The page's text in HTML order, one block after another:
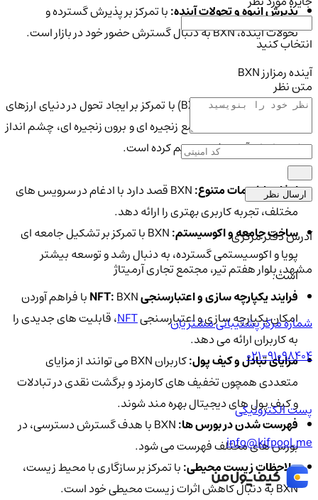
پذیرش انبوه و تحولات آینده:با تمرکز بر پذیرش گسترده و
تحولات آینده، BXN به دنبال گسترش حضور خود در بازار است.
آینده رمزارز BXN
شبکه تبادل بلک فورت (BXN) با تمرکز بر ایجاد تحول در دنیای ارزهای
دیجیتال و ارائه ابزارهای جامع زنجیره ای و برون زنجیره ای، چشم انداز
روشنی را برای آینده خود ترسیم کرده است.
ادغام با خدمات متنوع:
BXN قصد دارد با ادغام در سرویس های
مختلف، تجربه کاربری بهتری را ارائه دهد.
ساخت جامعه و اکوسیستم:
BXN با تمرکز بر تشکیل جامعه ای
پویا و اکوسیستمی گسترده، به دنبال رشد و توسعه بیشتر
است.
فرایند یکپارچه سازی و اعتبارسنجی NFT:
BXN با فراهم آوردن
امکان یکپارچه سازی و اعتبارسنجیNFT، قابلیت های جدیدی را
به کاربران ارائه می دهد.
مزایای تبادل و کیف پول:
کاربران BXN می توانند از مزایای
متعددی همچون تخفیف های کارمزد و برگشت نقدی در تبادلات
و کیف پول های دیجیتال بهره مند شوند.
فهرست شدن در بورس ها:
BXN با هدف گسترش دسترسی، در
بورس های مختلف فهرست می شود.
ملاحظات زیست محیطی:با تمرکز بر سازگاری با محیط زیست،
BXN به دنبال کاهش اثرات زیست محیطی خود است.
انتخاب کنید
متن نظر
ارسال نظر
آدرس دفتر مرکزی
مشهد، بلوار هفتم تیر، مجتمع تجاری آرمیتاژ
شماره مرکز پشتیبانی مشتریان
021-91098404
پست الکترونیکی
info@kifpool.me